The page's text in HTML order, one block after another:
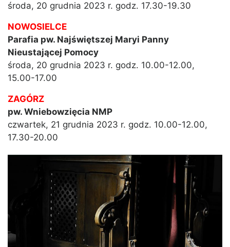
środa, 20 grudnia 2023 r. godz. 17.30-19.30
NOWOSIELCE
Parafia pw. Najświętszej Maryi Panny
Nieustającej Pomocy
środa, 20 grudnia 2023 r. godz. 10.00-12.00,
15.00-17.00
ZAGÓRZ
pw. Wniebowzięcia NMP
czwartek, 21 grudnia 2023 r. godz. 10.00-12.00,
17.30-20.00